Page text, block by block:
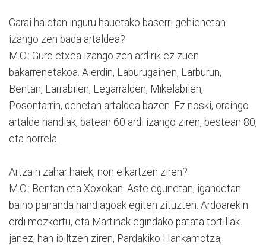
Garai haietan inguru hauetako baserri gehienetan
izango zen bada artaldea?
M.O.: Gure etxea izango zen ardirik ez zuen
bakarrenetakoa. Aierdin, Laburugainen, Larburun,
Bentan, Larrabilen, Legarralden, Mikelabilen,
Posontarrin, denetan artaldea bazen. Ez noski, oraingo
artalde handiak, batean 60 ardi izango ziren, bestean 80,
eta horrela.
Artzain zahar haiek, non elkartzen ziren?
M.O.: Bentan eta Xoxokan. Aste egunetan, igandetan
baino parranda handiagoak egiten zituzten. Ardoarekin
erdi mozkortu, eta Martinak egindako patata tortillak
janez, han ibiltzen ziren, Pardakiko Hankamotza,